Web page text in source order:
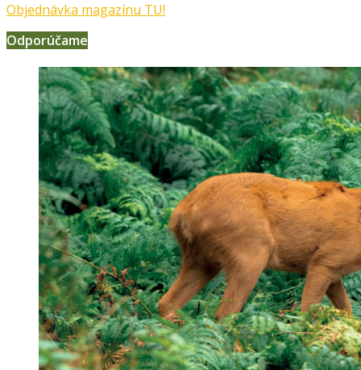
Objednávka magazínu TU!
Odporúčame